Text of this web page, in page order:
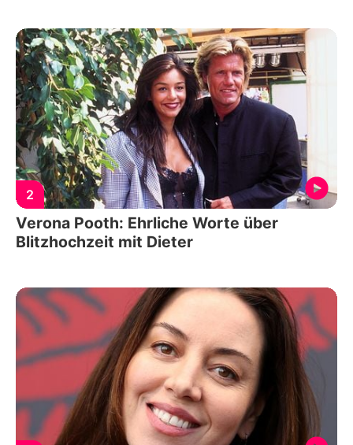
2
Verona Pooth: Ehrliche Worte über
Blitzhochzeit mit Dieter